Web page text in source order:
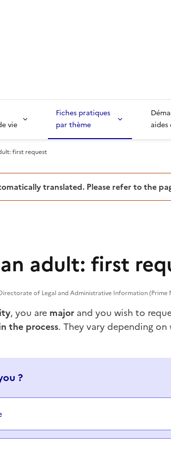
vie
Fiches pratiques
par thème
first request
translated. Please refer to the
adult: first
of Legal and Administrative Information
, you are major and you wish to
the process. They vary depending on
?